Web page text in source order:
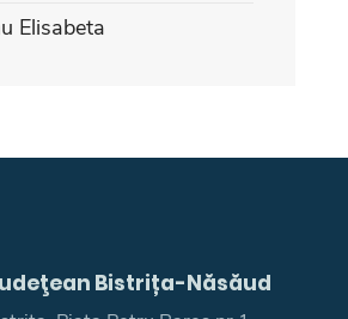
Elisabeta
Bistrița-Năsăud